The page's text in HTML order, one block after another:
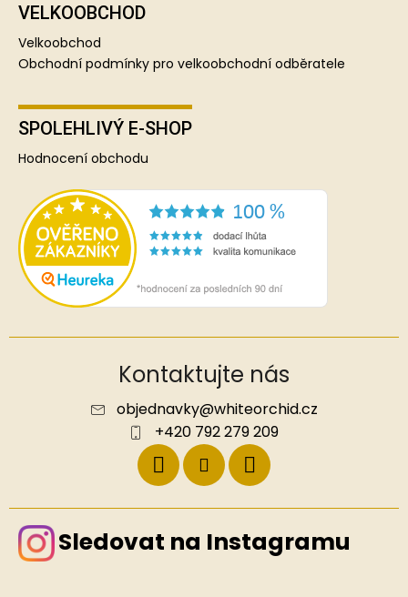
VELKOOBCHOD
Velkoobchod
Obchodní podmínky pro velkoobchodní odběratele
SPOLEHLIVÝ E-SHOP
Hodnocení obchodu
Kontaktujte nás
objednavky@whiteorchid.cz
+420 792 279 209
Sledovat na Instagramu